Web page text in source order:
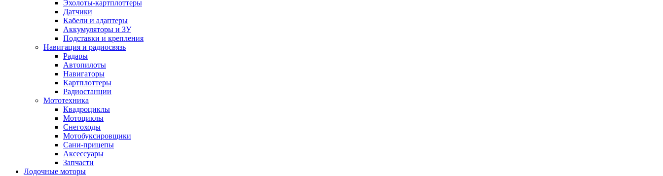
Эхолоты-картплоттеры
Датчики
Кабели и адаптеры
Аккумуляторы и ЗУ
Подставки и крепления
Навигация и радиосвязь
Радары
Автопилоты
Навигаторы
Картплоттеры
Радиостанции
Мототехника
Квадроциклы
Мотоциклы
Снегоходы
Мотобуксировщики
Сани-прицепы
Аксессуары
Запчасти
Лодочные моторы